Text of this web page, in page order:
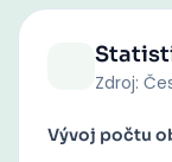
Zdroj:
Vývoj počtu